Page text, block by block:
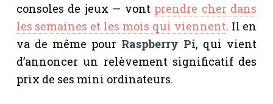
consoles de jeux — vont prendre cher dans
les semaines et les mois qui viennent. Il en
va de même pour Raspberry Pi, qui vient
d’annoncer un relèvement significatif des
prix de ses mini ordinateurs.